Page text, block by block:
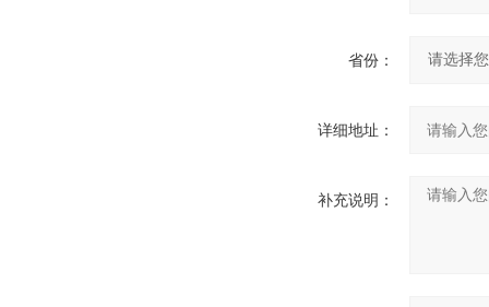
省份：
详细地址：
补充说明：